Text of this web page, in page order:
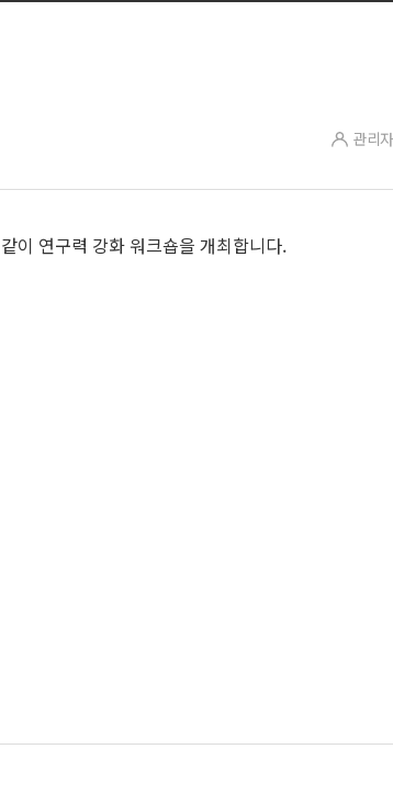
관리자
이 연구력 강화 워크숍을 개최합니다.